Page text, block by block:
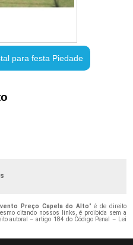
para festa Piedade
Preço Capela do Alto" é de direito
citando nossos links, é proibida sem a
autoral – artigo 184 do Código Penal –
Lei